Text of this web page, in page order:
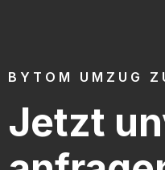
BYTOM UMZUG
Jetzt